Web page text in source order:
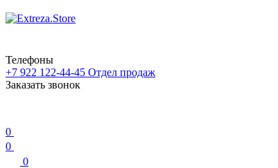
Телефоны
+7 922 122-44-45 Отдел продаж
Заказать звонок
0
0
0